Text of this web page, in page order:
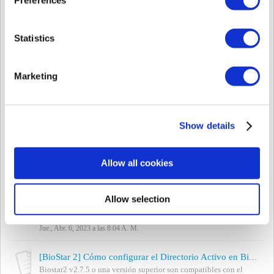
Statistics
Marketing
Show details
Allow all cookies
Allow selection
[BioStar 2] Extracción mejorada de imágenes para credenciales Visual Face en BioStar 2
Version Afectada: BioStar 2.9.0 o superior Este artículo te guiara
Mar., Ago. 29, 2023 a las 12:04 A. M.
[BioStar 2] Cómo actualizar el servidor Biostar 2
versión. Si tu versión de BioStar 2 es 2.5 o superior, puede
[BioStar 2] Opción 'Specific Devices(Only Devices Belonging to the Access Group)'
A partir de BioStar 2.7.11, se incluye una nueva opción de
sincronización de usuarios. La opción de sincronización de
usuarios, 'Specific Devices(Only ...
Jue., Abr. 6, 2023 a las 8:04 A. M.
Biostar2 v2.7.5 o una versión superior son compatibles con el